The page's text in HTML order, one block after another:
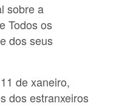
sobre a
Todos os
dos seus
de xaneiro,
dos estranxeiros